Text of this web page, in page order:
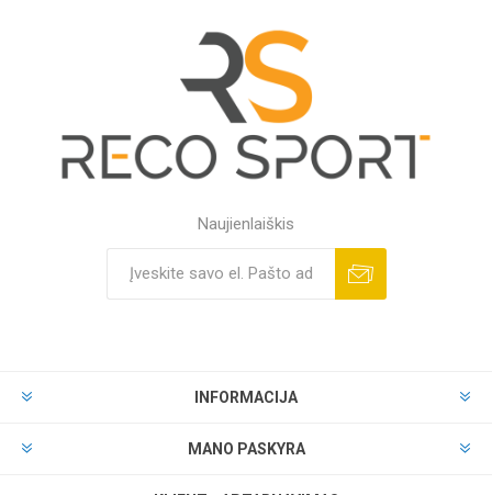
Naujienlaiškis
INFORMACIJA
MANO PASKYRA